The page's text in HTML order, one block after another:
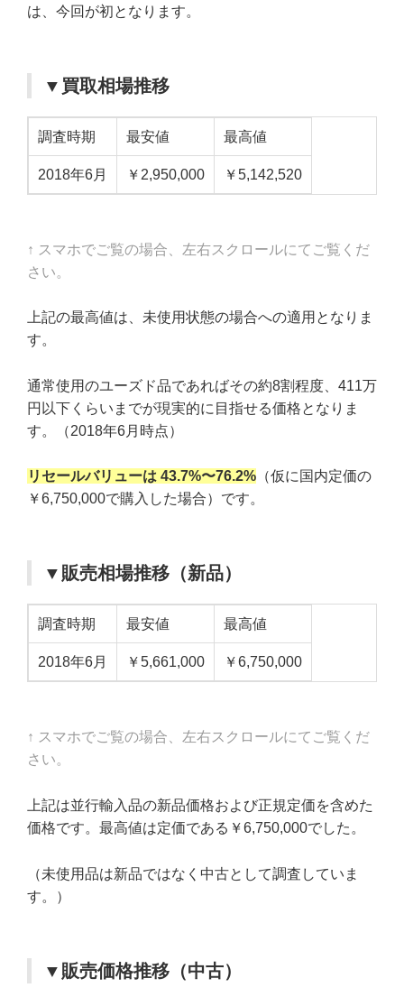
は、今回が初となります。
▼買取相場推移
調査時期 最安値 最高値
2018年6月 ￥2,950,000 ￥5,142,520
↑ スマホでご覧の場合、左右スクロールにてご覧くだ
さい。
上記の最高値は、未使用状態の場合への適用となりま
す。
通常使用のユーズド品であればその約8割程度、411万
円以下くらいまでが現実的に目指せる価格となりま
す。（2018年6月時点）
リセールバリューは 43.7%〜76.2% （仮に国内定価の
￥6,750,000で購入した場合）です。
▼販売相場推移（新品）
調査時期 最安値 最高値
2018年6月 ￥5,661,000 ￥6,750,000
↑ スマホでご覧の場合、左右スクロールにてご覧くだ
さい。
上記は並行輸入品の新品価格および正規定価を含めた
価格です。最高値は定価である￥6,750,000でした。
（未使用品は新品ではなく中古として調査していま
す。）
▼販売価格推移（中古）